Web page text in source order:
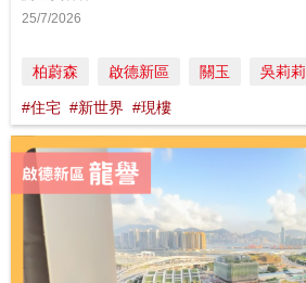
25/7/2026
柏蔚森 啟德新區 關玉 吳莉莉
#住宅 #新世界 #現樓